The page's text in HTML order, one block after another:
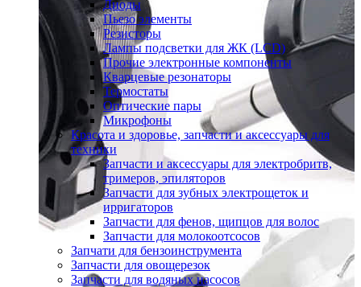
Диоды
Пьезо элементы
Резисторы
Лампы подсветки для ЖК (LCD)
Прочие электронные компоненты
Кварцевые резонаторы
Термостаты
Оптические пары
Микрофоны
Красота и здоровье, запчасти и аксессуары для
техники
Запчасти и аксессуары для электробритв,
тримеров, эпиляторов
Запчасти для зубных электрощеток и
ирригаторов
Запчасти для фенов, щипцов для волос
Запчасти для молокоотсосов
Запчати для бензоинструмента
Запчасти для овощерезок
Запчасти для водяных насосов